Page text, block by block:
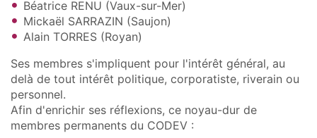
Béatrice RENU (Vaux-sur-Mer)
Mickaël SARRAZIN (Saujon)
Alain TORRES (Royan)
Ses membres s'impliquent pour l'intérêt général, au
delà de tout intérêt politique, corporatiste, riverain ou
personnel.
Afin d'enrichir ses réflexions, ce noyau-dur de
membres permanents du CODEV :